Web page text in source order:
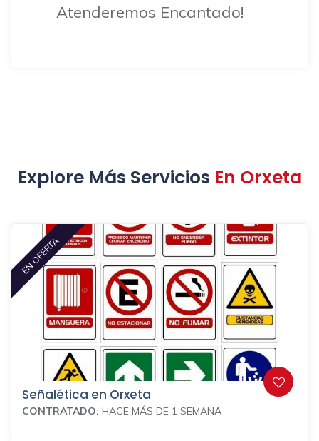
Atenderemos Encantado!
Explore Más Servicios En Orxeta
EN OFERTA
Señalética en Orxeta
CONTRATADO: HACE MÁS DE 1 SEMANA